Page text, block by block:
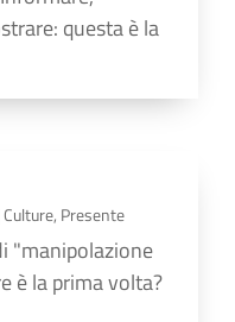
questa è la
Culture, Presente
"manipolazione
è la prima volta?